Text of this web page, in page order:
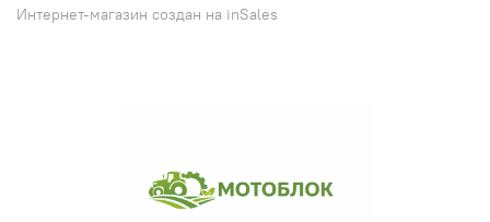
Интернет-магазин создан на inSales